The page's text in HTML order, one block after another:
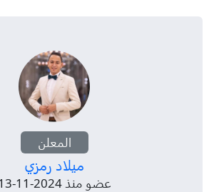
المعلن
ميلاد رمزي
عضو منذ 2024-11-13